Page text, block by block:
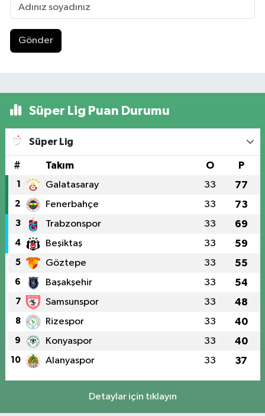
Gönder
Süper Lig Puan Durumu
Süper Lig
# Takım O P
1 Galatasaray 33 77
2 Fenerbahçe 33 73
3 Trabzonspor 33 69
4 Beşiktaş 33 59
5 Göztepe 33 55
6 Başakşehir 33 54
7 Samsunspor 33 48
8 Rizespor 33 40
9 Konyaspor 33 40
10 Alanyaspor 33 37
Detaylar için tıklayın